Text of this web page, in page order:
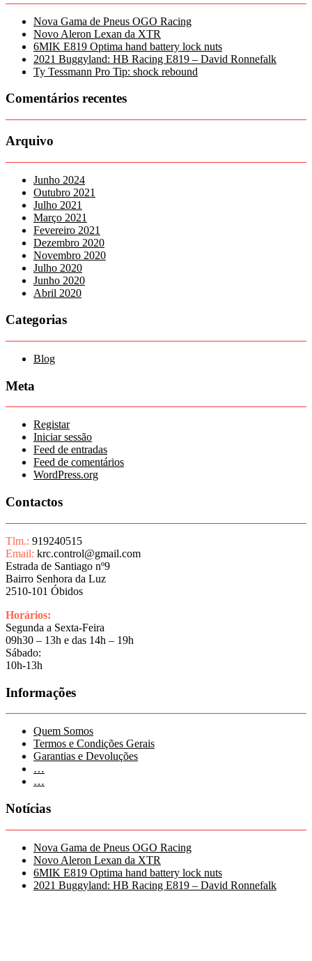
Nova Gama de Pneus OGO Racing
Novo Aleron Lexan da XTR
6MIK E819 Optima hand battery lock nuts
2021 Buggyland: HB Racing E819 – David Ronnefalk
Ty Tessmann Pro Tip: shock rebound
Comentários recentes
Arquivo
Junho 2024
Outubro 2021
Julho 2021
Março 2021
Fevereiro 2021
Dezembro 2020
Novembro 2020
Julho 2020
Junho 2020
Abril 2020
Categorias
Blog
Meta
Registar
Iniciar sessão
Feed de entradas
Feed de comentários
WordPress.org
Contactos
Tlm.: 919240515
Email: krc.control@gmail.com
Estrada de Santiago nº9
Bairro Senhora da Luz
2510-101 Óbidos
Horários:
Segunda a Sexta-Feira
09h30 – 13h e das 14h – 19h
Sábado:
10h-13h
Informações
Quem Somos
Termos e Condições Gerais
Garantias e Devoluções
…
…
Notícias
Nova Gama de Pneus OGO Racing
Novo Aleron Lexan da XTR
6MIK E819 Optima hand battery lock nuts
2021 Buggyland: HB Racing E819 – David Ronnefalk